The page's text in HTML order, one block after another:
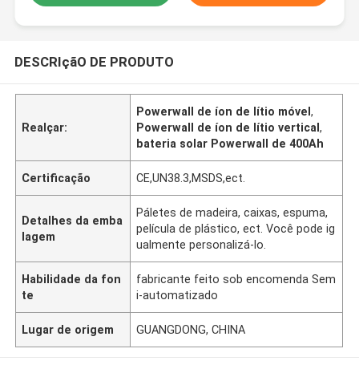
DESCRIçãO DE PRODUTO
Realçar:
Powerwall de íon de lítio móvel,
Powerwall de íon de lítio vertical,
bateria solar Powerwall de 400Ah
Certificação CE,UN38.3,MSDS,ect.
Detalhes da emba
lagem
Páletes de madeira, caixas, espuma,
película de plástico, ect. Você pode ig
ualmente personalizá-lo.
Habilidade da fon
te
fabricante feito sob encomenda Sem
i-automatizado
Lugar de origem GUANGDONG, CHINA